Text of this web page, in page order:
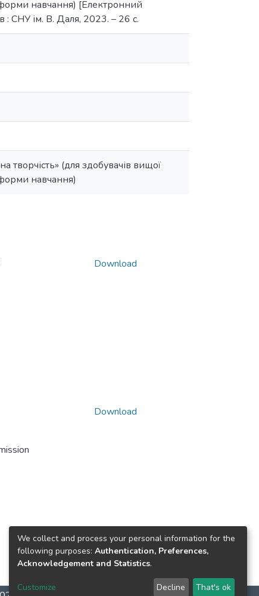
форми навчання) [Електронний
: СНУ ім. В. Даля, 2023. – 26 с.
творчість» (для здобувачів вищої
форми навчання)
Download
Download
We collect and process your personal information for the
following purposes: Authentication, Preferences,
Acknowledgement and Statistics.
Customize Decline That's ok